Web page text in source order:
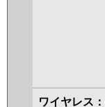
ワイヤレス